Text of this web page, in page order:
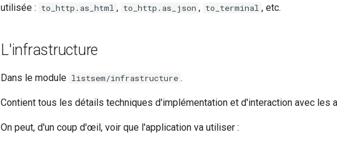
utilisée : to_http.as_html , to_http.as_json , to_terminal , etc.
L'infrastructure
Dans le module listsem/infrastructure .
Contient tous les détails techniques d'implémentation et d'interaction avec les
On peut, d'un coup d'œil, voir que l'application va utiliser :